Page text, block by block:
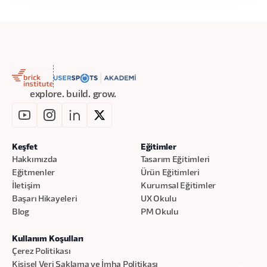
belirleme yöntemlerini ve mevcut
durumu teşhis etme becerisini
Sadece teknik değil, aynı zamanda insan
oluşturmanın ilk adımlarını
explore. build. grow.
Keşfet
Hakkımızda
Eğitmenler
İletişim
Başarı Hikayeleri
Blog
Eğitimler
Tasarım Eğitimleri
Ürün Eğitimleri
Kurumsal Eğitimler
UX Okulu
PM Okulu
Kullanım Koşulları
Çerez Politikası
Kişisel Veri Saklama ve İmha Politikası